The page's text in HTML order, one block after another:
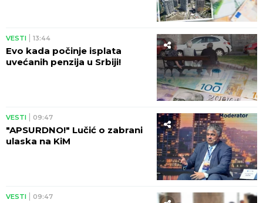
VESTI 13:44
Evo kada počinje isplata
uvećanih penzija u Srbiji!
VESTI 09:47
"APSURDNO!" Lučić o zabrani
ulaska na KiM
VESTI 09:47